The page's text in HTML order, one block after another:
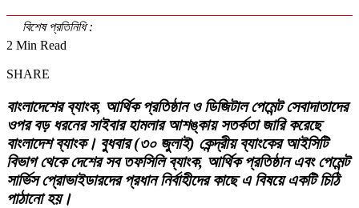
বিশেষ প্রতিনিধি :
2 Min Read
SHARE
বাংলাদেশের ব্যাংক, আর্থিক প্রতিষ্ঠান ও ডিজিটাল পেমেন্ট সেবাদাতাদের
ওপর বড় ধরনের সাইবার হামলার আশঙ্কায় সতর্কতা জারি করেছে
বাংলাদেশ ব্যাংক। বুধবার (৩০ জুলাই) কেন্দ্রীয় ব্যাংকের আইসিটি
বিভাগ থেকে দেশের সব তফসিলি ব্যাংক, আর্থিক প্রতিষ্ঠান এবং পেমেন্ট
সার্ভিস প্রোভাইডারদের প্রধান নির্বাহীদের কাছে এ বিষয়ে একটি চিঠি
পাঠানো হয়।